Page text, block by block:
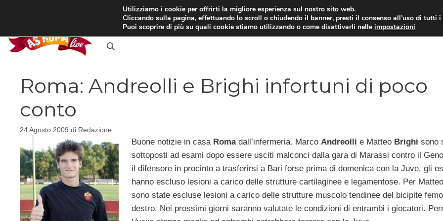
RASSEGNA STAMPA INTERVISTE CALCIOMERCATO CAMPIONATO
Roma: Andreolli e Brighi infortuni di poco
conto
24 Agosto 2009 di Redazione
Buone notizie in casa Romadall’infermeria. Marco Andreolli e Matteo Brighi sono
sottoposti ad esami dopo essere usciti malconci dalla gara di Marassi contro il
il difensore in procinto a trasferirsi a Bari forse prima di domenica con la Juve, gli
hanno escluso lesioni a carico delle strutture cartilaginee e legamentose. Per
sono state escluse lesioni a carico delle strutture muscolo tendinee del bicipite
destro. Nei prossimi giorni saranno valutate le condizioni di entrambi i giocatori.
Utilizziamo i cookie per offrirti la migliore esperienza sul nostro sito web.
Cliccando sulla pagina, effettuando lo scroll o chiudendo il banner, presti il consenso all’uso di tutti i
Puoi scoprire di più su quali cookie stiamo utilizzando o come disattivarli nelleimpostazioni